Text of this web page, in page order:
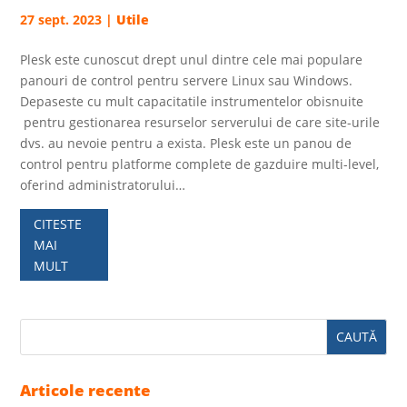
27 sept. 2023 | Utile
Plesk este cunoscut drept unul dintre cele mai populare
panouri de control pentru servere Linux sau Windows.
Depaseste cu mult capacitatile instrumentelor obisnuite
pentru gestionarea resurselor serverului de care site-urile
dvs. au nevoie pentru a exista. Plesk este un panou de
control pentru platforme complete de gazduire multi-level,
oferind administratorului…
CITESTE
MAI
MULT
Articole recente